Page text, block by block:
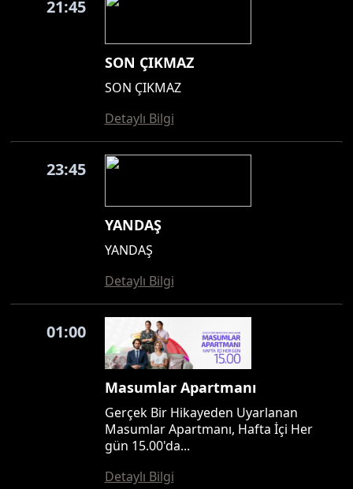
21:45
SON ÇIKMAZ
SON ÇIKMAZ
Detaylı Bilgi
23:45
YANDAŞ
YANDAŞ
Detaylı Bilgi
01:00
Masumlar Apartmanı
Gerçek Bir Hikayeden Uyarlanan
Masumlar Apartmanı, Hafta İçi Her
gün 15.00'da...
Detaylı Bilgi